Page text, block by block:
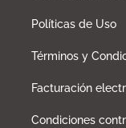
Políticas de Uso
Términos y
Facturación
Condiciones